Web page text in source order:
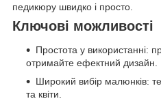
педикюру швидко і просто.
Ключові можливості
Простота у використанні:
отримайте ефектний дизайн.
Широкий вибір малюнків:
та квіти.